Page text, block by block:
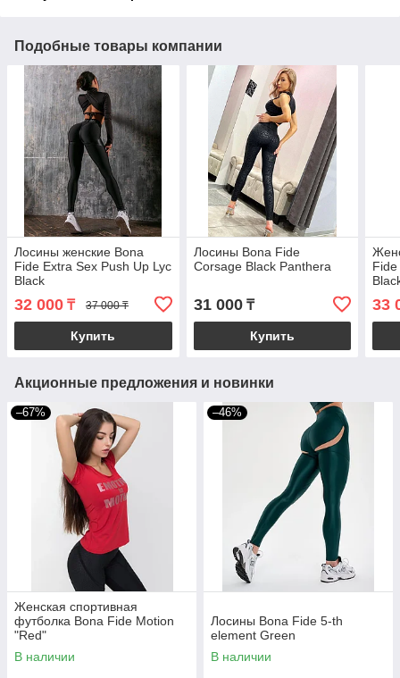
Подобные товары компании
Лосины женские Bona
Fide Extra Sex Push Up Lyc
Black
32 000 ₸ 37 000 ₸
Купить
Лосины Bona Fide
Corsage Black Panthera
31 000₸
Купить
33
Акционные предложения и новинки
–67%
Женская спортивная
футболка Bona Fide Motion
"Red"
В наличии
–46%
Лосины Bona Fide 5-th
element Green
В наличии